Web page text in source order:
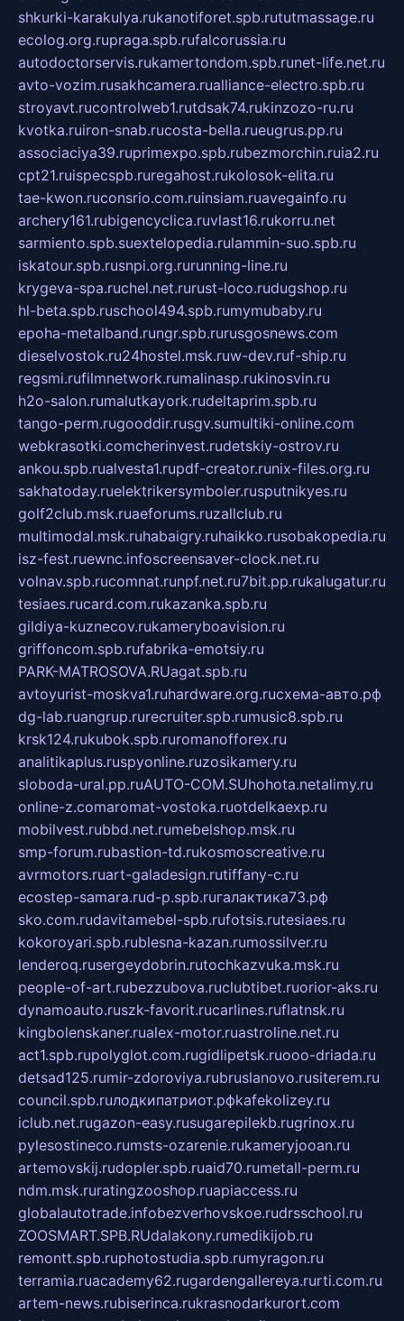
shkurki-karakulya.rukanotiforet.spb.rututmassage.ru
ecolog.org.rupraga.spb.rufalcorussia.ru
autodoctorservis.rukamertondom.spb.runet-life.net.ru
avto-vozim.rusakhcamera.rualliance-electro.spb.ru
stroyavt.rucontrolweb1.rutdsak74.rukinzozo-ru.ru
kvotka.ruiron-snab.rucosta-bella.rueugrus.pp.ru
associaciya39.ruprimexpo.spb.rubezmorchin.ruia2.ru
cpt21.ruispecspb.ruregahost.rukolosok-elita.ru
tae-kwon.ruconsrio.com.ruinsiam.ruavegainfo.ru
archery161.rubigencyclica.ruvlast16.rukorru.net
sarmiento.spb.suextelopedia.rulammin-suo.spb.ru
iskatour.spb.rusnpi.org.rurunning-line.ru
krygeva-spa.ruchel.net.rurust-loco.rudugshop.ru
hl-beta.spb.ruschool494.spb.rumymubaby.ru
epoha-metalband.rungr.spb.rurusgosnews.com
dieselvostok.ru24hostel.msk.ruw-dev.ruf-ship.ru
regsmi.rufilmnetwork.rumalinasp.rukinosvin.ru
h2o-salon.rumalutkayork.rudeltaprim.spb.ru
tango-perm.rugooddir.rusgv.sumultiki-online.com
webkrasotki.comcherinvest.rudetskiy-ostrov.ru
ankou.spb.rualvesta1.rupdf-creator.runix-files.org.ru
sakhatoday.ruelektrikersymboler.rusputnikyes.ru
golf2club.msk.ruaeforums.ruzallclub.ru
multimodal.msk.ruhabaigry.ruhaikko.rusobakopedia.ru
isz-fest.ruewnc.infoscreensaver-clock.net.ru
volnav.spb.rucomnat.runpf.net.ru7bit.pp.rukalugatur.ru
tesiaes.rucard.com.rukazanka.spb.ru
gildiya-kuznecov.rukameryboavision.ru
griffoncom.spb.rufabrika-emotsiy.ru
PARK-MATROSOVA.RUagat.spb.ru
avtoyurist-moskva1.ruhardware.org.ruсхема-авто.рф
dg-lab.ruangrup.rurecruiter.spb.rumusic8.spb.ru
krsk124.rukubok.spb.ruromanofforex.ru
analitikaplus.ruspyonline.ruzosikamery.ru
sloboda-ural.pp.ruAUTO-COM.SUhohota.netalimy.ru
online-z.comaromat-vostoka.ruotdelkaexp.ru
mobilvest.rubbd.net.rumebelshop.msk.ru
smp-forum.rubastion-td.rukosmoscreative.ru
avrmotors.ruart-galadesign.rutiffany-c.ru
ecostep-samara.rud-p.spb.ruгалактика73.рф
sko.com.rudavitamebel-spb.rufotsis.rutesiaes.ru
kokoroyari.spb.rublesna-kazan.rumossilver.ru
lenderoq.rusergeydobrin.rutochkazvuka.msk.ru
people-of-art.rubezzubova.ruclubtibet.ruorior-aks.ru
dynamoauto.ruszk-favorit.rucarlines.ruflatnsk.ru
kingbolenskaner.rualex-motor.ruastroline.net.ru
act1.spb.rupolyglot.com.rugidlipetsk.ruooo-driada.ru
detsad125.rumir-zdoroviya.rubruslanovo.rusiterem.ru
council.spb.ruлодкипатриот.рфkafekolizey.ru
iclub.net.rugazon-easy.rusugarepilekb.rugrinox.ru
pylesostineco.rumsts-ozarenie.rukameryjooan.ru
artemovskij.rudopler.spb.ruaid70.rumetall-perm.ru
ndm.msk.ruratingzooshop.ruapiaccess.ru
globalautotrade.infobezverhovskoe.rudrsschool.ru
ZOOSMART.SPB.RUdalakony.rumedikijob.ru
remontt.spb.ruphotostudia.spb.rumyragon.ru
terramia.ruacademy62.rugardengallereya.rurti.com.ru
artem-news.rubiserinca.rukrasnodarkurort.com